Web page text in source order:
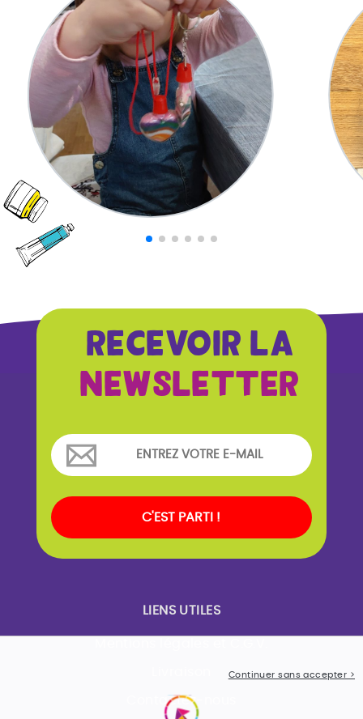
RECEVOIR LA
NEWSLETTER
C'EST PARTI !
LIENS UTILES
Contactez-nous
Continuer sans accepter >